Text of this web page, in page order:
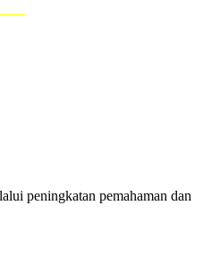
peningkatan pemahaman dan